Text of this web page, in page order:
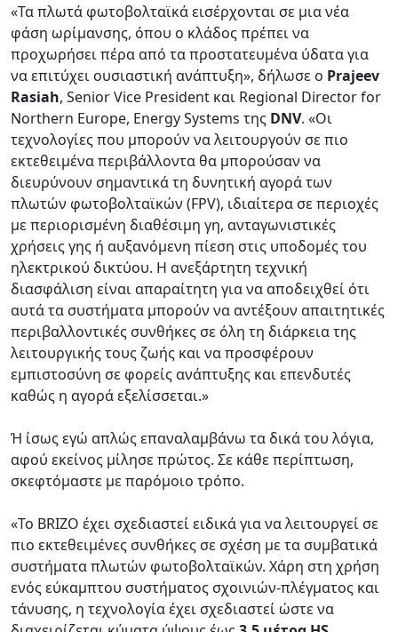
«Τα πλωτά φωτοβολταϊκά εισέρχονται σε μια νέα
φάση ωρίμανσης, όπου ο κλάδος πρέπει να
προχωρήσει πέρα από τα προστατευμένα ύδατα για
να επιτύχει ουσιαστική ανάπτυξη», δήλωσε ο Prajeev
Rasiah, Senior Vice President και Regional Director for
Northern Europe, Energy Systems της DNV. «Οι
τεχνολογίες που μπορούν να λειτουργούν σε πιο
εκτεθειμένα περιβάλλοντα θα μπορούσαν να
διευρύνουν σημαντικά τη δυνητική αγορά των
πλωτών φωτοβολταϊκών (FPV), ιδιαίτερα σε περιοχές
με περιορισμένη διαθέσιμη γη, ανταγωνιστικές
χρήσεις γης ή αυξανόμενη πίεση στις υποδομές του
ηλεκτρικού δικτύου. Η ανεξάρτητη τεχνική
διασφάλιση είναι απαραίτητη για να αποδειχθεί ότι
αυτά τα συστήματα μπορούν να αντέξουν απαιτητικές
περιβαλλοντικές συνθήκες σε όλη τη διάρκεια της
λειτουργικής τους ζωής και να προσφέρουν
εμπιστοσύνη σε φορείς ανάπτυξης και επενδυτές
καθώς η αγορά εξελίσσεται.»
Ή ίσως εγώ απλώς επαναλαμβάνω τα δικά του λόγια,
αφού εκείνος μίλησε πρώτος. Σε κάθε περίπτωση,
σκεφτόμαστε με παρόμοιο τρόπο.
«Το BRIZO έχει σχεδιαστεί ειδικά για να λειτουργεί σε
πιο εκτεθειμένες συνθήκες σε σχέση με τα συμβατικά
συστήματα πλωτών φωτοβολταϊκών. Χάρη στη χρήση
ενός εύκαμπτου συστήματος σχοινιών-πλέγματος και
τάνυσης, η τεχνολογία έχει σχεδιαστεί ώστε να